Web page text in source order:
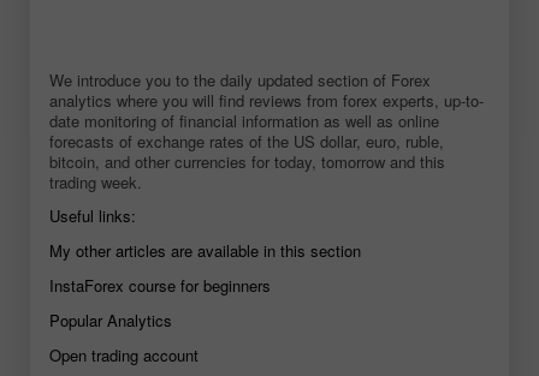
We introduce you to the daily updated section of Forex
analytics where you will find reviews from forex experts, up-to-
date monitoring of financial information as well as online
forecasts of exchange rates of the US dollar, euro, ruble,
bitcoin, and other currencies for today, tomorrow and this
trading week.
Useful links:
My other articles are available in this section
InstaForex course for beginners
Popular Analytics
Open trading account